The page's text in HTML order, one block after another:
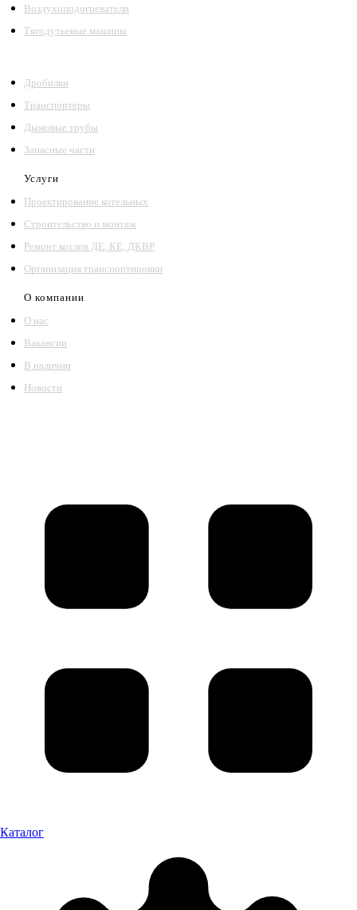
Воздухоподогреватели
Тягодутьевые машины
Дробилки
Транспортеры
Дымовые трубы
Запасные части
Услуги
Проектирование котельных
Строительство и монтаж
Ремонт котлов ДЕ, КЕ, ДКВР
Организация транспортировки
О компании
О нас
Вакансии
В наличии
Новости
Каталог